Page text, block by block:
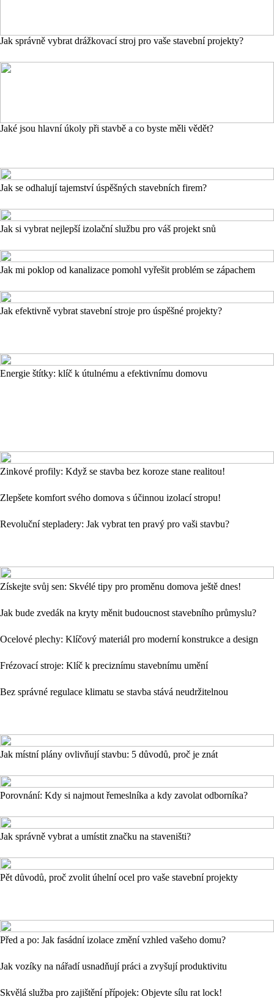
Jak správně vybrat drážkovací stroj pro vaše stavební projekty?
Jaké jsou hlavní úkoly při stavbě a co byste měli vědět?
Jak se odhalují tajemství úspěšných stavebních firem?
Jak si vybrat nejlepší izolační službu pro váš projekt snů
Jak mi poklop od kanalizace pomohl vyřešit problém se zápachem
Jak efektivně vybrat stavební stroje pro úspěšné projekty?
Energie štítky: klíč k útulnému a efektivnímu domovu
Zinkové profily: Když se stavba bez koroze stane realitou!
Zlepšete komfort svého domova s účinnou izolací stropu!
Revoluční stepladery: Jak vybrat ten pravý pro vaši stavbu?
Získejte svůj sen: Skvélé tipy pro proměnu domova ještě dnes!
Jak bude zvedák na kryty měnit budoucnost stavebního průmyslu?
Ocelové plechy: Klíčový materiál pro moderní konstrukce a design
Frézovací stroje: Klíč k preciznímu stavebnímu umění
Bez správné regulace klimatu se stavba stává neudržitelnou
Jak místní plány ovlivňují stavbu: 5 důvodů, proč je znát
Porovnání: Kdy si najmout řemeslníka a kdy zavolat odborníka?
Jak správně vybrat a umístit značku na staveništi?
Pět důvodů, proč zvolit úhelní ocel pro vaše stavební projekty
Před a po: Jak fasádní izolace změní vzhled vašeho domu?
Jak vozíky na nářadí usnadňují práci a zvyšují produktivitu
Skvělá služba pro zajištění přípojek: Objevte sílu rat lock!